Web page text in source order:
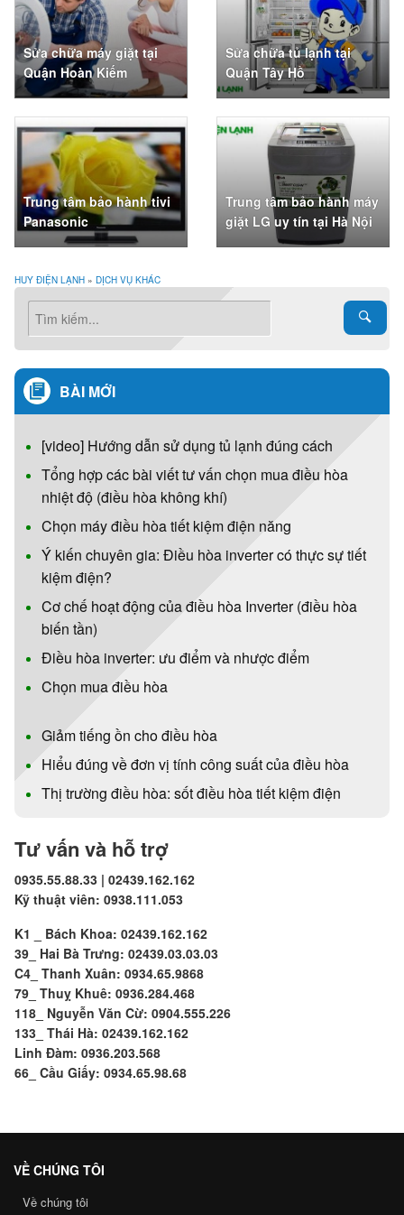
Sửa chữa máy giặt tại
Quận Hoàn Kiếm
Sửa chữa tủ lạnh tại
Quận Tây Hồ
Trung tâm bảo hành tivi
Panasonic
Trung tâm bảo hành máy
giặt LG uy tín tại Hà Nội
HUY ĐIỆN LẠNH » DỊCH VỤ KHÁC
BÀI MỚI
[video] Hướng dẫn sử dụng tủ lạnh đúng cách
Tổng hợp các bài viết tư vấn chọn mua điều hòa
nhiệt độ (điều hòa không khí)
Chọn máy điều hòa tiết kiệm điện năng
Ý kiến chuyên gia: Điều hòa inverter có thực sự tiết
kiệm điện?
Cơ chế hoạt động của điều hòa Inverter (điều hòa
biến tần)
Điều hòa inverter: ưu điểm và nhược điểm
Chọn mua điều hòa
Giảm tiếng ồn cho điều hòa
Hiểu đúng về đơn vị tính công suất của điều hòa
Thị trường điều hòa: sốt điều hòa tiết kiệm điện
Tư vấn và hỗ trợ
0935.55.88.33 | 02439.162.162
Kỹ thuật viên: 0938.111.053
K1 _ Bách Khoa: 02439.162.162
39_ Hai Bà Trưng: 02439.03.03.03
C4_ Thanh Xuân: 0934.65.9868
79_ Thuỵ Khuê: 0936.284.468
118_ Nguyễn Văn Cừ: 0904.555.226
133_ Thái Hà: 02439.162.162
Linh Đàm: 0936.203.568
66_ Cầu Giấy: 0934.65.98.68
VỀ CHÚNG TÔI
Về chúng tôi